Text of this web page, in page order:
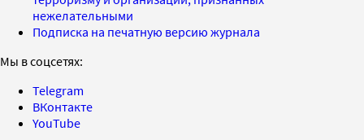
нежелательными
Подписка на печатную версию журнала
Мы в соцсетях:
Telegram
ВКонтакте
YouTube